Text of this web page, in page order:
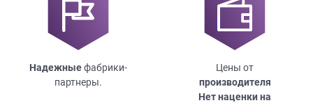
Надежныефабрики-
партнеры.
Цены от
производителя
Нет наценки на